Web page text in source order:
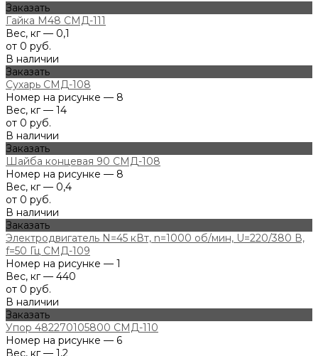
Заказать
Гайка М48 СМД-111
Вес, кг — 0,1
от 0 руб.
В наличии
Заказать
Сухарь СМД-108
Номер на рисунке — 8
Вес, кг — 14
от 0 руб.
В наличии
Заказать
Шайба концевая 90 СМД-108
Номер на рисунке — 8
Вес, кг — 0,4
от 0 руб.
В наличии
Заказать
Электродвигатель N=45 кВт, n=1000 об/мин, U=220/380 В,
f=50 Гц СМД-109
Номер на рисунке — 1
Вес, кг — 440
от 0 руб.
В наличии
Заказать
Упор 482270105800 СМД-110
Номер на рисунке — 6
Вес, кг — 1,2